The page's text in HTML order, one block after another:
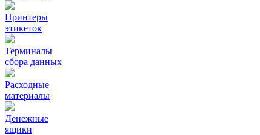
Принтеры
этикеток
Терминалы
сбора данных
Расходные
материалы
Денежные
ящики